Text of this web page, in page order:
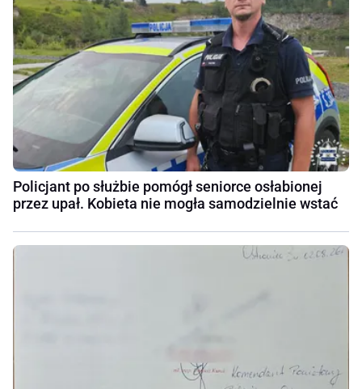
Policjant po służbie pomógł seniorce osłabionej
przez upał. Kobieta nie mogła samodzielnie wstać